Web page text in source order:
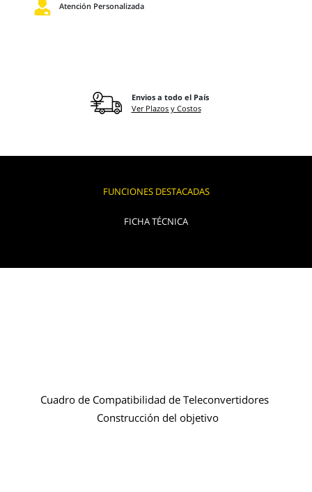
Atención Personalizada
Envios a todo el País
Ver Plazos y Costos
FUNCIONES DESTACADAS
FICHA TÉCNICA
Cuadro de Compatibilidad de Teleconvertidores
Construcción del objetivo